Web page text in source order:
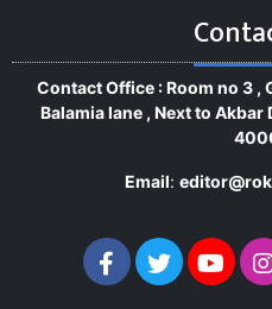
Contact Office : Room no 3
Balamia lane , Next to
Email: